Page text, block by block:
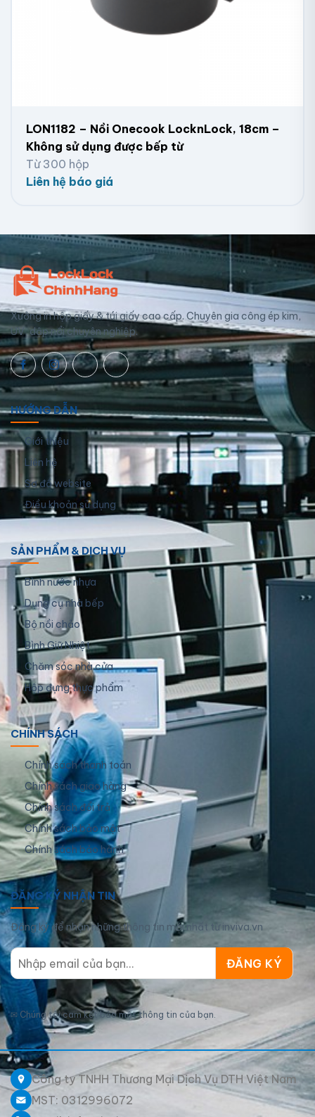
LON1182 – Nồi Onecook LocknLock, 18cm –
Không sử dụng được bếp từ
Từ 300 hộp
Liên hệ báo giá
Xưởng in hộp giấy & túi giấy cao cấp. Chuyên gia công ép kim,
UV, dập nổi chuyên nghiệp.
HƯỚNG DẪN
Giới thiệu
Liên hệ
Sơ đồ website
Điều khoản sử dụng
SẢN PHẨM & DỊCH VỤ
Bình nước nhựa
Dụng cụ nhà bếp
Bộ nồi chảo
Bình Giữ Nhiệt
Chăm sóc nhà cửa
Hộp đựng thực phẩm
CHÍNH SÁCH
Chính sách thanh toán
Chính sách giao hàng
Chính sách đổi trả
Chính sách bảo mật
Chính sách bảo hành
ĐĂNG KÝ NHẬN TIN
Đăng ký để nhận những thông tin mới nhất từ inviva.vn
✉ Chúng tôi cam kết bảo mật thông tin của bạn.
Công ty TNHH Thương Mại Dịch Vụ DTH Việt Nam
MST: 0312996072